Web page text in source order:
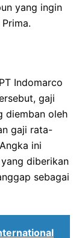
yang ingin
Indomarco
gaji
diemban oleh
gaji rata-
ini
diberikan
sebagai